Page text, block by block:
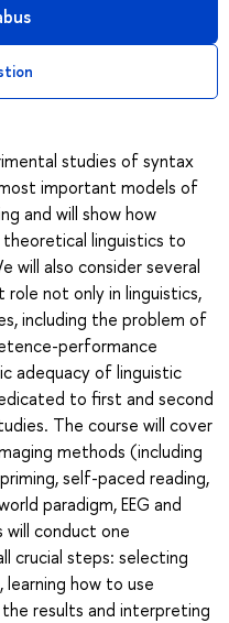
studies of syntax
important models of
and will show how
linguistics to
also consider several
not only in linguistics,
including the problem of
performance
adequacy of linguistic
to first and second
The course will cover
methods (including
self-paced reading,
paradigm, EEG and
conduct one
crucial steps: selecting
how to use
results and interpreting